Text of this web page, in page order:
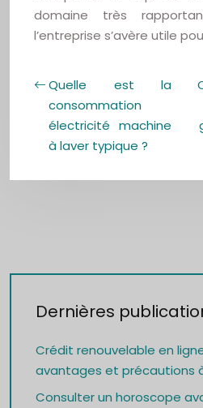
domaine très
l’entreprise s’avère utile
Quelle est la
consommation
électricité machine
à laver typique ?
Dernières
Crédit renouvelable en
avantages et précautions
Consulter un horoscope